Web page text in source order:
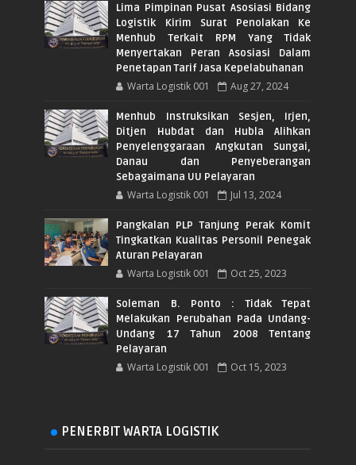
Lima Pimpinan Pusat Asosiasi Bidang
Logistik Kirim Surat Penolakan Ke
Menhub Terkait RPM Yang Tidak
Menyertakan Peran Asosiasi Dalam
Penetapan Tarif Jasa Kepelabuhanan
Warta Logistik 001 Aug 27, 2024
Menhub Instruksikan Sesjen, Irjen,
Ditjen Hubdat dan Hubla Alihkan
Penyelenggaraan Angkutan Sungai,
Danau dan Penyeberangan
Sebagaimana UU Pelayaran
Warta Logistik 001 Jul 13, 2024
Pangkalan PLP Tanjung Perak Komit
Tingkatkan Kualitas Personil Penegak
Aturan Pelayaran
Warta Logistik 001 Oct 25, 2023
Soleman B. Ponto : Tidak Tepat
Melakukan Perubahan Pada Undang-
Undang 17 Tahun 2008 Tentang
Pelayaran
Warta Logistik 001 Oct 15, 2023
PENERBIT WARTA LOGISTIK